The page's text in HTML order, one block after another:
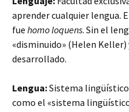
aprender cualquier lengua.
fue homo loquens. Sin el
«disminuido» (Helen
desarrollado.
Lengua:Sistema
como el «sistema